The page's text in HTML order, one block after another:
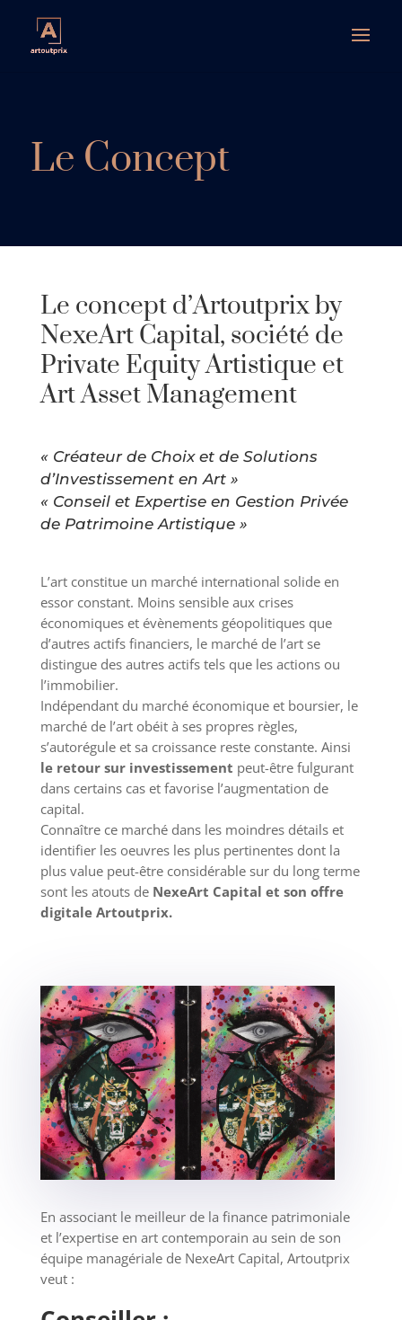
Le Concept
Le concept d’Artoutprix by
NexeArt Capital, société de
Private Equity Artistique et
Art Asset Management
« Créateur de Choix et de Solutions
d’Investissement en Art »
« Conseil et Expertise en Gestion Privée
de Patrimoine Artistique »
L’art constitue un marché international solide en
essor constant. Moins sensible aux crises
économiques et évènements géopolitiques que
d’autres actifs financiers, le marché de l’art se
distingue des autres actifs tels que les actions ou
l’immobilier.
Indépendant du marché économique et boursier, le
marché de l’art obéit à ses propres règles,
s’autorégule et sa croissance reste constante. Ainsi
le retour sur investissement peut-être fulgurant
dans certains cas et favorise l’augmentation de
capital.
Connaître ce marché dans les moindres détails et
identifier les oeuvres les plus pertinentes dont la
plus value peut-être considérable sur du long terme
sont les atouts de NexeArt Capital et son offre
digitale Artoutprix.
En associant le meilleur de la finance patrimoniale
et l’expertise en art contemporain au sein de son
équipe managériale de NexeArt Capital, Artoutprix
veut :